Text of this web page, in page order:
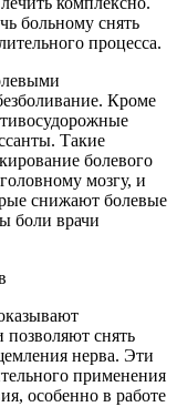
больному снять
процесса.
Кроме
Такие
болевого
мозгу, и
снижают болевые
боли врачи
снять
нерва. Эти
применения
особенно в работе